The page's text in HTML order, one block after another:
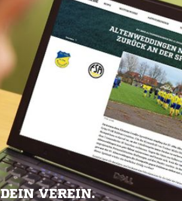
DEIN VEREIN.